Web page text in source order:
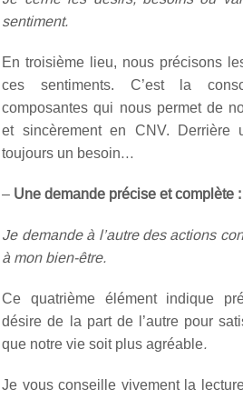
sentiment.
En troisième lieu, nous précisons
ces sentiments. C’est la
composantes qui nous permet de
et sincèrement en CNV. Derrière
toujours un besoin…
– Une demande précise et complète :
Je demande à l’autre des actions
à mon bien-être.
Ce quatrième élément indique
désire de la part de l’autre pour
que notre vie soit plus agréable.
Je vous conseille vivement la